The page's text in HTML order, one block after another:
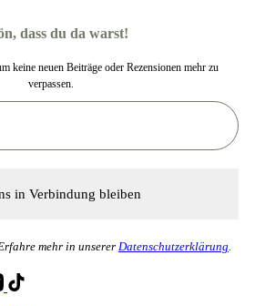
dass du da warst!
keine neuen Beiträge oder Rezensionen mehr zu
verpassen.
mehr in unserer Datenschutzerklärung